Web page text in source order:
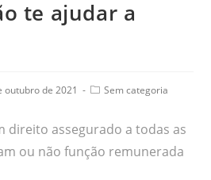
te ajudar a
outubro de 2021 Sem categoria
direito assegurado a todas as
ou não função remunerada